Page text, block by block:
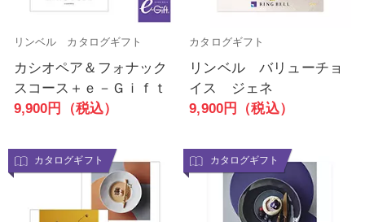
リンベル カタログギフト
カシオペア＆フォナック
スコース＋ｅ－Ｇｉｆｔ
9,900円（税込）
カタログギフト
リンベル バリューチョ
イス ジェネ
9,900円（税込）
カタログギフト カタログギフト